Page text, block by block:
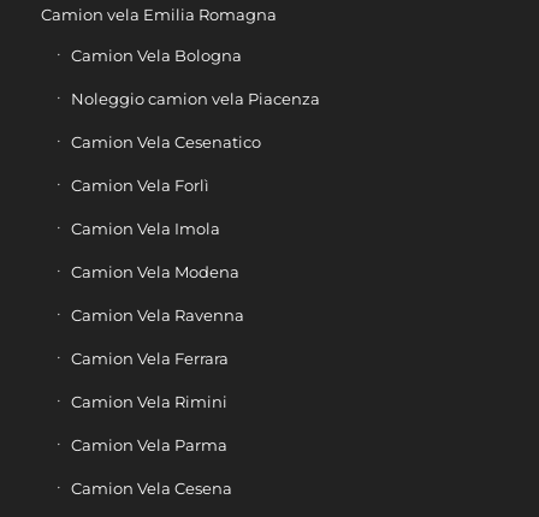
Camion vela Emilia Romagna
Camion Vela Bologna
Noleggio camion vela Piacenza
Camion Vela Cesenatico
Camion Vela Forlì
Camion Vela Imola
Camion Vela Modena
Camion Vela Ravenna
Camion Vela Ferrara
Camion Vela Rimini
Camion Vela Parma
Camion Vela Cesena